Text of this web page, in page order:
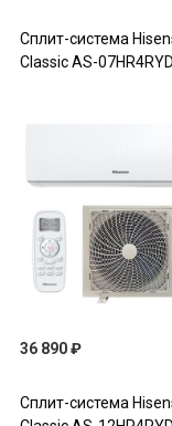
Сплит-система
Classic AS-
36 890 ₽
Сплит-система